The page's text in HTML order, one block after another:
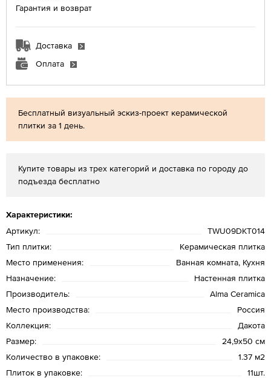
Бесплатный визуальный эскиз-проект керамической
плитки за 1 день.
Купите товары из трех категорий и доставка по городу до
подъезда бесплатно
Характеристики:
Артикул:
TWU09DKT014
Тип плитки:
Керамическая плитка
Место применения:
Ванная комната, Кухня
Назначение:
Настенная плитка
Производитель:
Alma Ceramica
Место производства:
Россия
Коллекция:
Дакота
Размер:
24,9x50 см
Количество в упаковке:
1.37 м2
Плиток в упаковке:
11шт.
Гарантия и возврат
Доставка
Оплата